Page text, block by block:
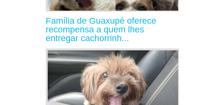
Família de Guaxupé oferece
recompensa a quem lhes
entregar cachorrinh...